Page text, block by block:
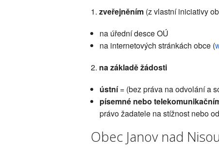
1. zveřejněním (z vlastní iniciativy
na úřední desce OÚ
na internetových stránkách obce (
2. na základě žádosti
ústní= (bez práva na odvolání a
písemné nebo
právo žadatele na stížnost nebo
Obec Janov nad